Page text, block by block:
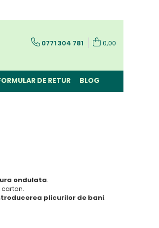
0771 304 781 0,00
DE RETUR BLOG
ondulata.
plicurilor de bani.